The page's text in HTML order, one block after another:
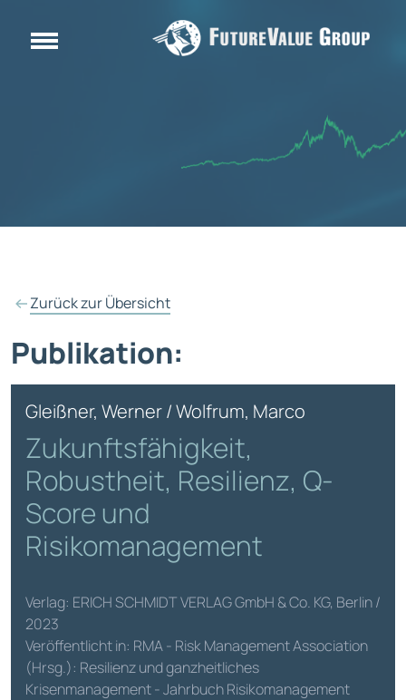
Zurück zur Übersicht
Publikation:
Gleißner, Werner / Wolfrum, Marco
Zukunftsfähigkeit,
Robustheit, Resilienz, Q-
Score und
Risikomanagement
Verlag: ERICH SCHMIDT VERLAG GmbH & Co. KG, Berlin /
2023
Veröffentlicht in: RMA - Risk Management Association
(Hrsg.): Resilienz und ganzheitliches
Krisenmanagement - Jahrbuch Risikomanagement